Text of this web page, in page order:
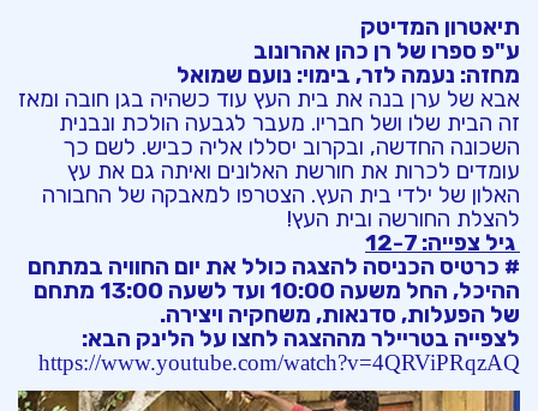
תיאטרון המדיטק
ע"פ ספרו של רן כהן אהרונוב
מחזה: נעמה לזר, בימוי: נועם שמואל
אבא של ערן בנה את בית העץ עוד כשהיה בגן חובה ומאז
זה הבית שלו ושל חבריו. מעבר לגבעה הולכת ונבנית
השכונה החדשה, ובקרוב יסללו אליה כביש. לשם כך
עומדים לכרות את חורשת האלונים ואיתה גם את עץ
האלון של ילדי בית העץ. הצטרפו למאבקה של החבורה
להצלת החורשה ובית העץ!
גיל צפייה: 12-7
# כרטיס הכניסה להצגה כולל את יום החוויה במתחם
ההיכל, החל משעה 10:00 ועד לשעה 13:00 מתחם
של הפעלות, סדנאות, משחקיה ויצירה.
לצפייה בטריילר מההצגה לחצו על הלינק הבא:
https://www.youtube.com/watch?v=4QRViPRqzAQ